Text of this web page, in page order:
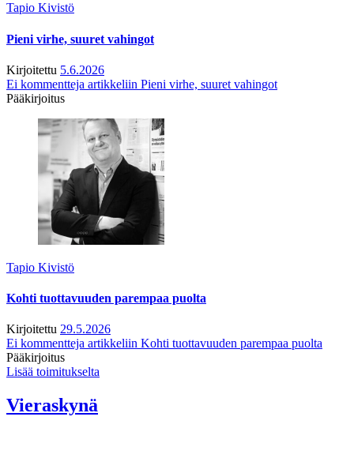
Tapio Kivistö
Pieni virhe, suuret vahingot
Kirjoitettu 5.6.2026
Ei kommentteja artikkeliin Pieni virhe, suuret vahingot
Pääkirjoitus
Tapio Kivistö
Kohti tuottavuuden parempaa puolta
Kirjoitettu 29.5.2026
Ei kommentteja artikkeliin Kohti tuottavuuden parempaa puolta
Pääkirjoitus
Lisää toimitukselta
Vieraskynä